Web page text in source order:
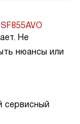
Не
нюансы или
сервисный